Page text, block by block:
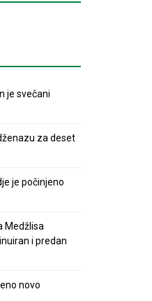
je svečani
za deset
je počinjeno
Medžlisa
i predan
novo